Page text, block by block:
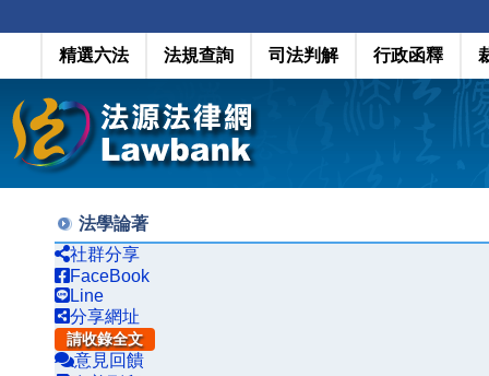
精選六法 法規查詢 司法判解 行政函釋
法學論著
社群分享
FaceBook
Line
分享網址
請收錄全文
意見回饋